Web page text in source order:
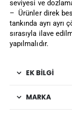
seviyesi ve
– Ürünler direk
tankında ayrı ayrı
sırasıyla ilave
yapılmalıdır.
EK BILGI
MARKA